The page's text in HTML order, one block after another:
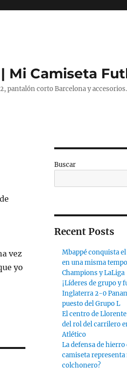
Mi Camiseta
pantalón corto Barcelona y accesorios.
vez
yo
Buscar
Recent Posts
Mbappé conquista
en una misma
Champions y LaLiga
¡Líderes de grupo y
Inglaterra 2-0
puesto del Grupo L
El centro de
del rol del carrilero
Atlético
La defensa de hierro
camiseta
colchonero?